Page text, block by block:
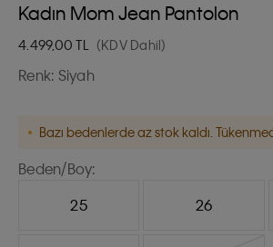
Kadın Mom Jean Pantolon
4.499,00 TL (KDV Dahil)
Renk: Siyah
Bazı bedenlerde az stok kaldı.
Beden/Boy:
25
26